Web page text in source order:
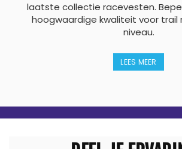
laatste collectie racevesten.
hoogwaardige kwaliteit voor trail
niveau.
LEES MEER